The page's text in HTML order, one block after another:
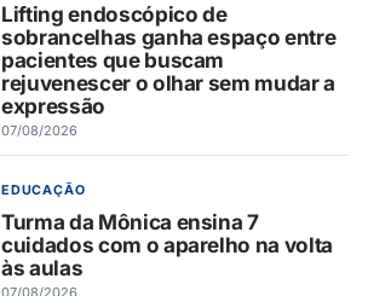
Lifting endoscópico de
sobrancelhas ganha espaço entre
pacientes que buscam
rejuvenescer o olhar sem mudar a
expressão
07/08/2026
EDUCAÇÃO
Turma da Mônica ensina 7
cuidados com o aparelho na volta
às aulas